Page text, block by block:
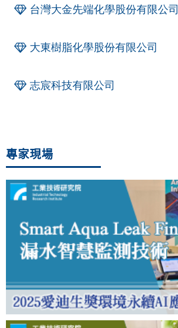
台灣大金先端化學股份有限公司
大東樹脂化學股份有限公司
志宸科技有限公司
專家現場